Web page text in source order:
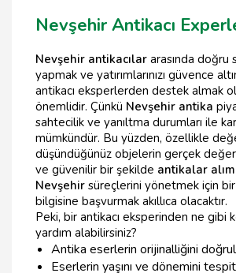
Nevşehir Antikacı
Nevşehir antikacılar arasında doğru
yapmak ve yatırımlarınızı güvence
antikacı eksperlerden destek almak
önemlidir. Çünkü Nevşehir antika
sahtecilik ve yanıltma durumları ile
mümkündür. Bu yüzden, özellikle
düşündüğünüz objelerin gerçek
ve güvenilir bir şekilde antikalar alım
Nevşehir süreçlerini yönetmek için
bilgisine başvurmak akıllıca olacaktır.
Peki, bir antikacı eksperinden ne gibi
yardım alabilirsiniz?
Antika eserlerin orijinalliğini
Eserlerin yaşını ve dönemini